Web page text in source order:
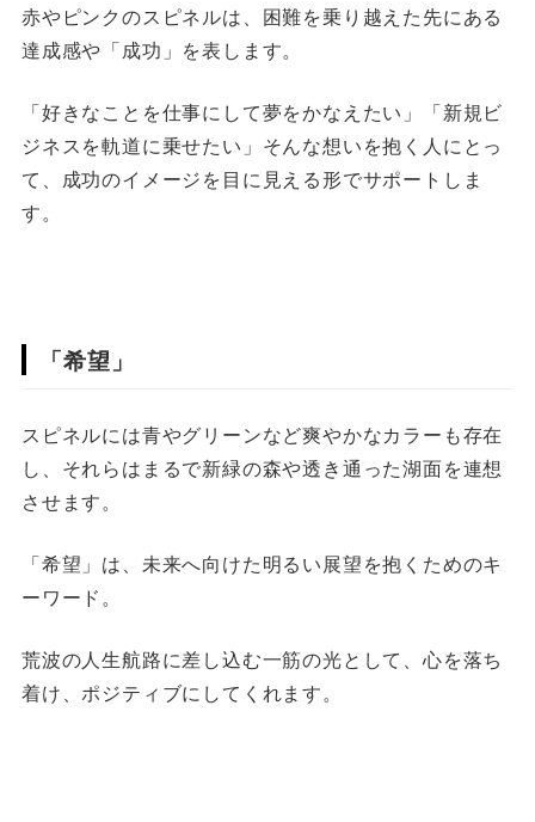
赤やピンクのスピネルは、困難を乗り越えた先にある
達成感や「成功」を表します。
「好きなことを仕事にして夢をかなえたい」「新規ビ
ジネスを軌道に乗せたい」そんな想いを抱く人にとっ
て、成功のイメージを目に見える形でサポートしま
す。
「希望」
スピネルには青やグリーンなど爽やかなカラーも存在
し、それらはまるで新緑の森や透き通った湖面を連想
させます。
「希望」は、未来へ向けた明るい展望を抱くためのキ
ーワード。
荒波の人生航路に差し込む一筋の光として、心を落ち
着け、ポジティブにしてくれます。